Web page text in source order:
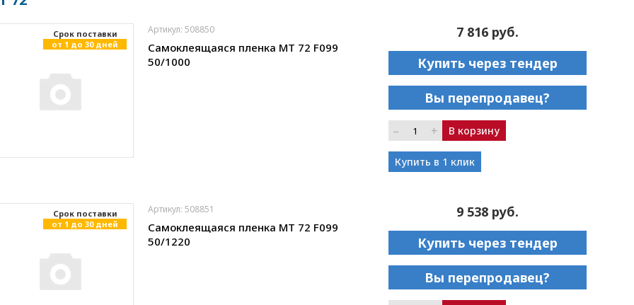
Cрок поставки
от 1 до 30 дней
Артикул: 508850
Самоклеящаяся пленка MT 72 F099
50/1000
7 816 руб.
Купить через тендер
Вы перепродавец?
– + В корзину
Купить в 1 клик
Cрок поставки
от 1 до 30 дней
Артикул: 508851
Самоклеящаяся пленка MT 72 F099
50/1220
9 538 руб.
Купить через тендер
Вы перепродавец?